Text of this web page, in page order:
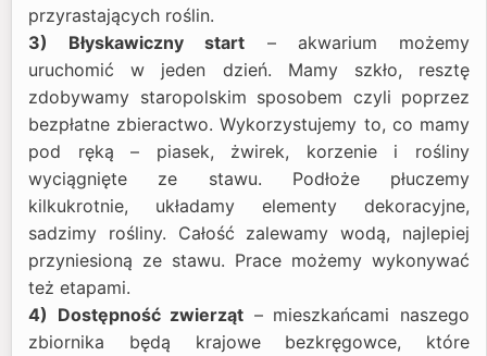
przyrastających roślin.
3) Błyskawiczny start – akwarium możemy
uruchomić w jeden dzień. Mamy szkło, resztę
zdobywamy staropolskim sposobem czyli poprzez
bezpłatne zbieractwo. Wykorzystujemy to, co mamy
pod ręką – piasek, żwirek, korzenie i rośliny
wyciągnięte ze stawu. Podłoże płuczemy
kilkukrotnie, układamy elementy dekoracyjne,
sadzimy rośliny. Całość zalewamy wodą, najlepiej
przyniesioną ze stawu. Prace możemy wykonywać
też etapami.
4) Dostępność zwierząt – mieszkańcami naszego
zbiornika będą krajowe bezkręgowce, które